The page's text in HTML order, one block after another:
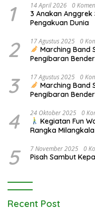
1 14 April 2026 0
3 Anakan Anggrek SMK PPN Tanjungsari Dapat
Pengakuan Dunia
2 17 Agustus 2025 0
Marching Band
Pengibaran
3 17 Agustus 2025 0
Marching Band
Pengibaran
4 24 Oktober 2025 0
Kegiatan Fun
Rangka
5 7 November 2025 0
Pisah Sambut
Recent Post